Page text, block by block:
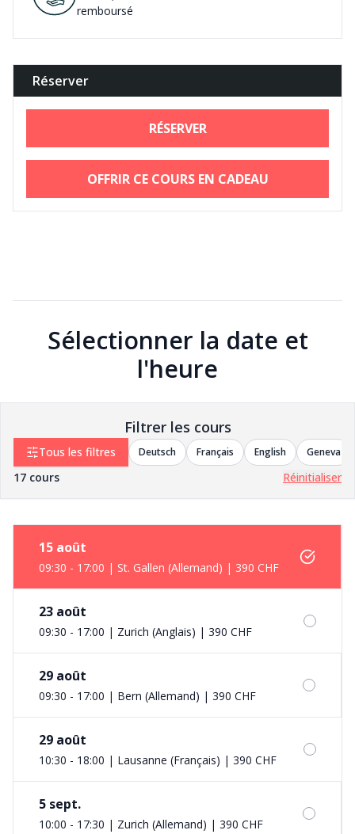
remboursé
Réserver
RÉSERVER
OFFRIR CE COURS EN CADEAU
Sélectionner la date et
l'heure
Filtrer les cours
Tous les filtres Deutsch Français English Geneva
17 cours Réinitialiser
15 août
09:30 - 17:00 | St. Gallen (Allemand) | 390 CHF
23 août
09:30 - 17:00 | Zurich (Anglais) | 390 CHF
29 août
09:30 - 17:00 | Bern (Allemand) | 390 CHF
29 août
10:30 - 18:00 | Lausanne (Français) | 390 CHF
5 sept.
10:00 - 17:30 | Zurich (Allemand) | 390 CHF